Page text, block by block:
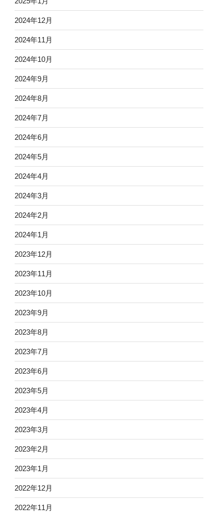
2024年12月
2024年11月
2024年10月
2024年9月
2024年8月
2024年7月
2024年6月
2024年5月
2024年4月
2024年3月
2024年2月
2024年1月
2023年12月
2023年11月
2023年10月
2023年9月
2023年8月
2023年7月
2023年6月
2023年5月
2023年4月
2023年3月
2023年2月
2023年1月
2022年12月
2022年11月